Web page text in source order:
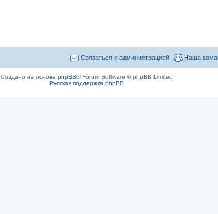
Наша
Связаться с администрацией
Создано на основе phpBB® Forum Software © phpBB Limited
Русская поддержка phpBB